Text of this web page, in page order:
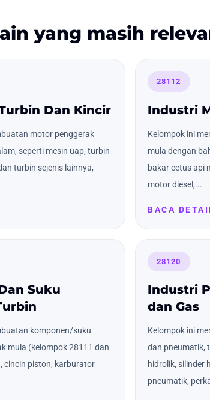
yang masih
Dan Kincir
motor penggerak
seperti mesin uap, turbin
turbin sejenis lainnya,
28112
Industri
Kelompok ini
mula dengan
bakar cetus api
motor diesel,...
BACA
Suku
komponen/suku
mula (kelompok 28111 dan
cincin piston, karburator
28120
Industri
dan Gas
Kelompok ini
dan pneumatik,
hidrolik, silinder
pneumatik,